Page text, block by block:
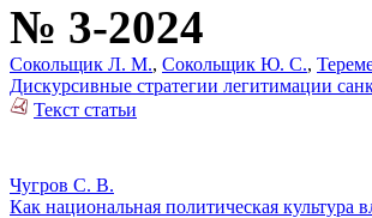
№ 3-2024
Сокольщик Л. М., Сокольщик Ю. С.,
Дискурсивные стратегии легитимации
Текст статьи
Чугров С. В.
Как национальная политическая